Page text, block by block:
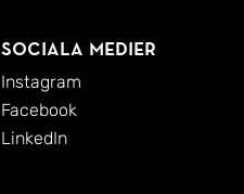
Sociala medier
Instagram
Facebook
LinkedIn